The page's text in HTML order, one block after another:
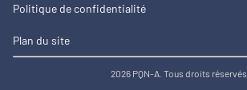
Politique de confidentialité
Plan du site
2026 PQN-A. Tous droits réservés.